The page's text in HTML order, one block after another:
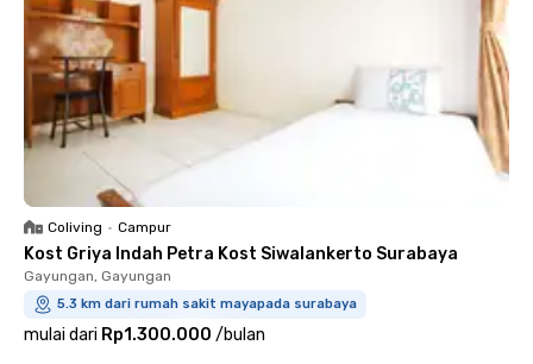
Coliving • Campur
Kost Griya Indah Petra Kost Siwalankerto Surabaya
Gayungan, Gayungan
5.3 km dari rumah sakit mayapada surabaya
mulai dari Rp1.300.000 /bulan